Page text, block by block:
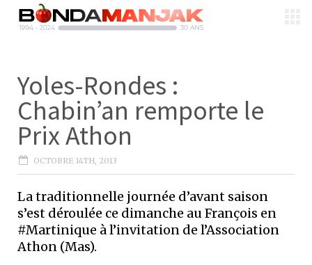
Yoles-Rondes :
Chabin’an remporte le
Prix Athon
OCTOBRE 14TH, 2013
La traditionnelle journée d’avant saison
s’est déroulée ce dimanche au François en
#Martinique à l’invitation de l’Association
Athon (Mas).